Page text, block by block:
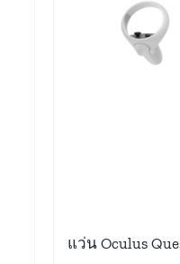
แว่น Oculus